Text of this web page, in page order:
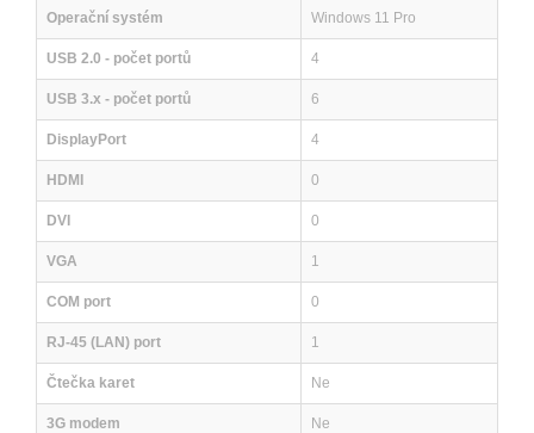
Operační systém Windows 11 Pro
USB 2.0 - počet portů 4
USB 3.x - počet portů 6
DisplayPort 4
HDMI 0
DVI 0
VGA 1
COM port 0
RJ-45 (LAN) port 1
Čtečka karet Ne
3G modem Ne